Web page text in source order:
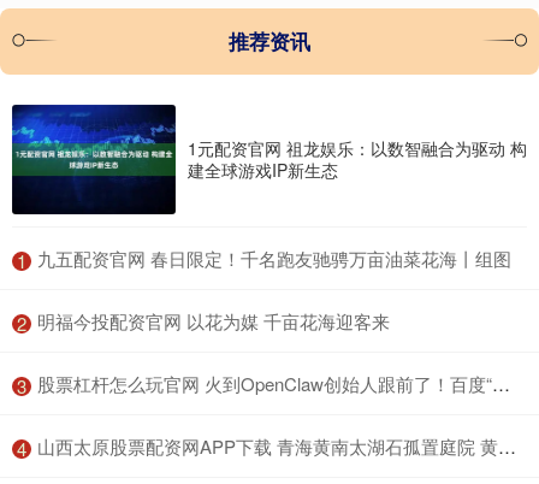
推荐资讯
1元配资官网 祖龙娱乐：以数智融合为驱动 构
建全球游戏IP新生态
1 ​九五配资官网 春日限定！千名跑友驰骋万亩油菜花海丨组图
2 ​明福今投配资官网 以花为媒 千亩花海迎客来
3 ​股票杠杆怎么玩官网 火到OpenClaw创始人跟前了！百度“养虾全家桶”到底有多猛？
4 ​山西太原股票配资网APP下载 青海黄南太湖石孤置庭院 黄南太湖石绿地造景 黄石大型窟窿石